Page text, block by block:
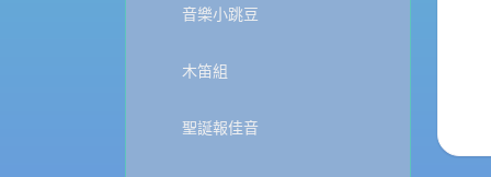
音樂小跳豆
木笛組
聖誕報佳音